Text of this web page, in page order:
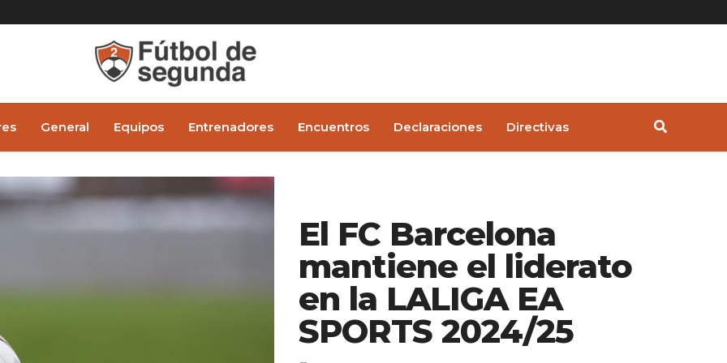
General Equipos Entrenadores Encuentros Declaraciones Directivas
El FC Barcelona
mantiene el liderato
en la LALIGA EA
SPORTS 2024/25